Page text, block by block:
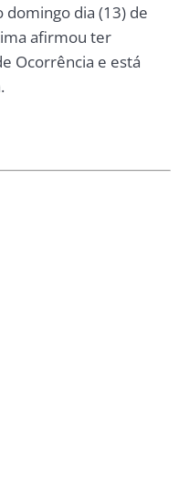
dia (13) de
afirmou ter
Ocorrência e está